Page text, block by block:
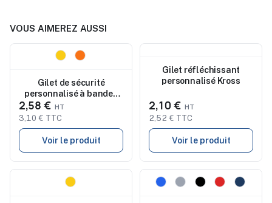
VOUS AIMEREZ AUSSI
Gilet de sécurité
personnalisé à bandes
réfléchissantes VISIBLE
2,58 €
3,10 € TTC
Voir le produit
Gilet réfléchissant
personnalisé Kross
2,10 €
2,52 € TTC
Voir le produit
Nouveau